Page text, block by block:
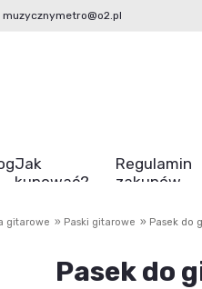
muzycznymetro@o2.pl
Jak
kupować?
Regulamin
zakupów
gitarowe » Paski gitarowe » Pasek do
Pasek do